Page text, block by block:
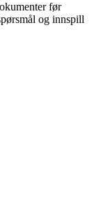
før
og innspill